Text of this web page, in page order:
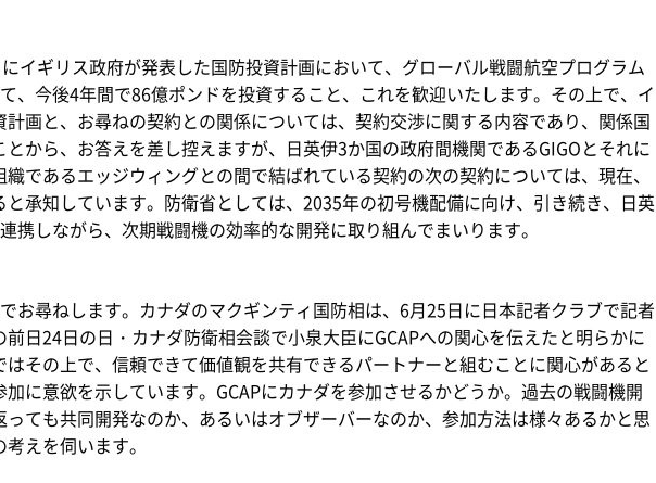
イギリス政府が発表した国防投資計画において、グローバル戦闘航空プログラム
て、今後4年間で86億ポンドを投資すること、これを歓迎いたします。その上で、イ
計画と、お尋ねの契約との関係については、契約交渉に関する内容であり、関係国
とから、お答えを差し控えますが、日英伊3か国の政府間機関であるGIGOとそれに
であるエッジウィングとの間で結ばれている契約の次の契約については、現在、
と承知しています。防衛省としては、2035年の初号機配備に向け、引き続き、日英
携しながら、次期戦闘機の効率的な開発に取り組んでまいります。
お尋ねします。カナダのマクギンティ国防相は、6月25日に日本記者クラブで記者
日24日の日・カナダ防衛相会談で小泉大臣にGCAPへの関心を伝えたと明らかに
はその上で、信頼できて価値観を共有できるパートナーと組むことに関心があると
加に意欲を示しています。GCAPにカナダを参加させるかどうか。過去の戦闘機開
ても共同開発なのか、あるいはオブザーバーなのか、参加方法は様々あるかと思
えを伺います。